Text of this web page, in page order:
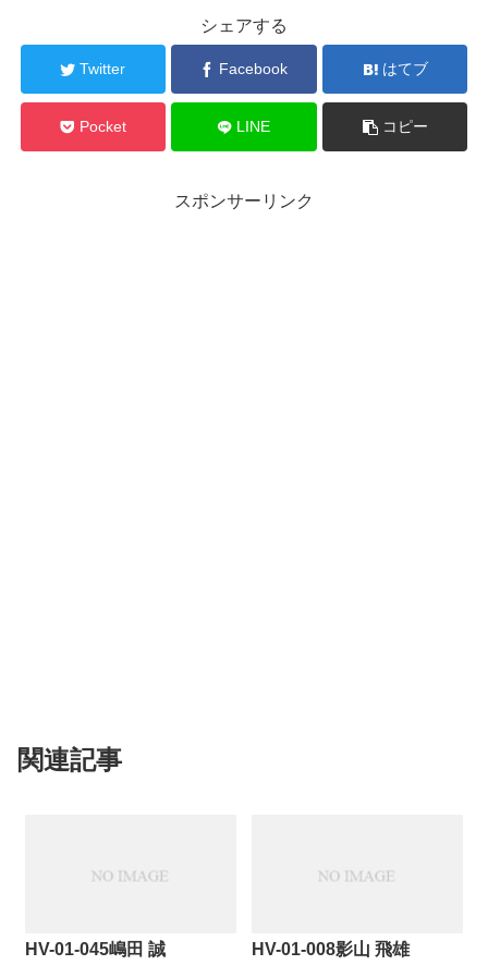
シェアする
Twitter Facebook はてブ
Pocket LINE コピー
スポンサーリンク
関連記事
HV-01-045嶋田 誠 HV-01-008影山 飛雄